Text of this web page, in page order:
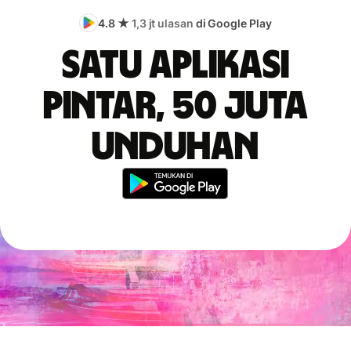
4.8 ★ 1,3 jt ulasan di Google Play
Satu aplikasi
pintar, 50 juta
unduhan